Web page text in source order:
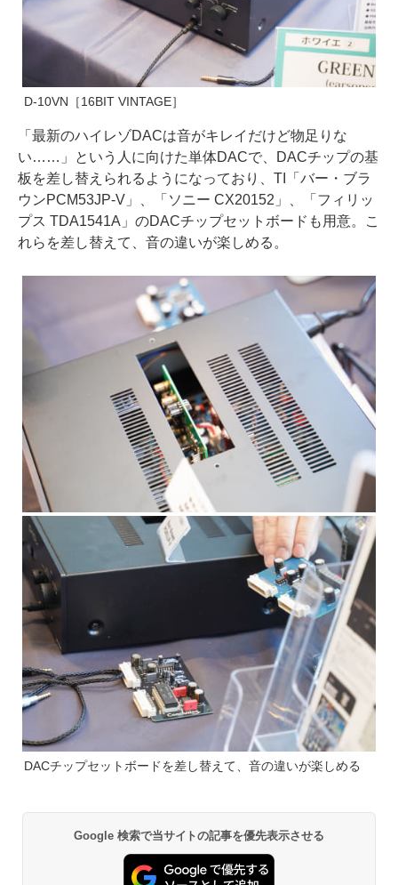
D-10VN［16BIT VINTAGE］
「最新のハイレゾDACは音がキレイだけど物足りな
い……」という人に向けた単体DACで、DACチップの基
板を差し替えられるようになっており、TI「バー・ブラ
ウンPCM53JP-V」、「ソニー CX20152」、「フィリッ
プス TDA1541A」のDACチップセットボードも用意。こ
れらを差し替えて、音の違いが楽しめる。
DACチップセットボードを差し替えて、音の違いが楽しめる
Google 検索で当サイトの記事を優先表示させる